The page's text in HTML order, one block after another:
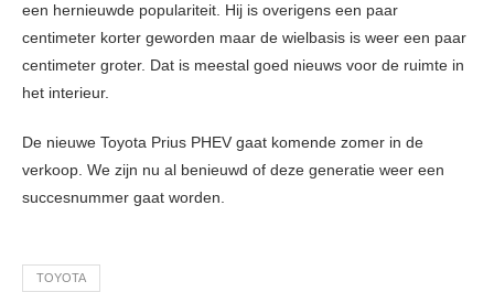
een hernieuwde populariteit. Hij is overigens een paar
centimeter korter geworden maar de wielbasis is weer een paar
centimeter groter. Dat is meestal goed nieuws voor de ruimte in
het interieur.
De nieuwe Toyota Prius PHEV gaat komende zomer in de
verkoop. We zijn nu al benieuwd of deze generatie weer een
succesnummer gaat worden.
TOYOTA